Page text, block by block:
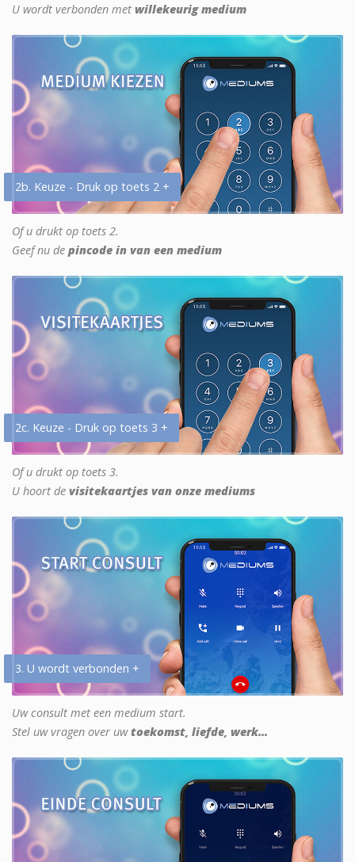
U wordt verbonden met willekeurig medium
2b. Keuze - Druk op toets 2 +
Of u drukt op toets 2.
Geef nu de pincode in van een medium
2c. Keuze - Druk op toets 3 +
Of u drukt op toets 3.
U hoort de visitekaartjes van onze mediums
3. U wordt verbonden +
Uw consult met een medium start.
Stel uw vragen over uwtoekomst, liefde, werk...